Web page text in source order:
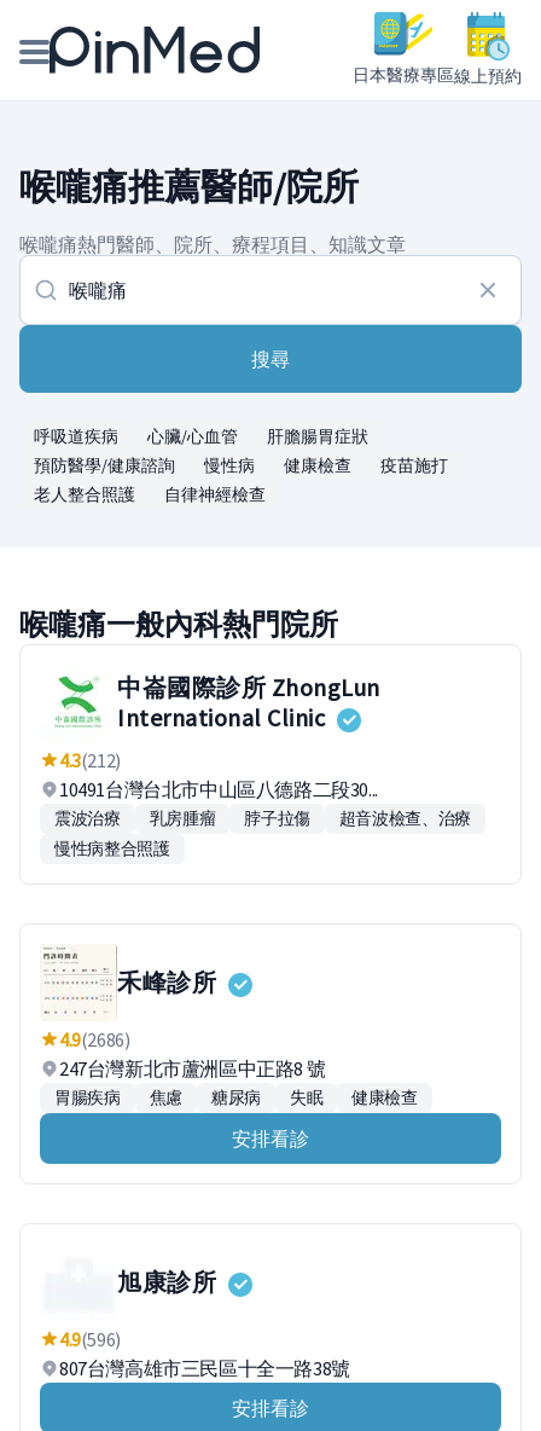
日本醫療專區線上預約
醫師專欄專訪
健康主題館
我是醫療人員
喉嚨痛推薦醫師/院所
喉嚨痛熱門醫師、院所、療程項目、知識文章
搜尋
呼吸道疾病 心臟/心血管
肝膽腸胃症狀
預防醫學/健康諮詢
慢性病 健康檢查
疫苗施打
老人整合照護
自律神經檢查
喉嚨痛一般內科熱門院所
中崙國際診所 ZhongLun
International Clinic
4.3(212)
10491台灣台北市中山區八德路二段30...
震波治療 乳房腫瘤 脖子拉傷
超音波檢查、治療
慢性病整合照護
禾峰診所
4.9(2686)
247台灣新北市蘆洲區中正路8 號
胃腸疾病 焦慮 糖尿病 失眠 健康檢查
安排看診
旭康診所
4.9(596)
807台灣高雄市三民區十全一路38號
安排看診